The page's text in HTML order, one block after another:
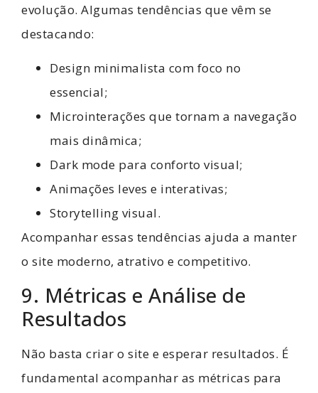
evolução. Algumas tendências que vêm se
destacando:
Design minimalista com foco no
essencial;
Microinterações que tornam a navegação
mais dinâmica;
Dark mode para conforto visual;
Animações leves e interativas;
Storytelling visual.
Acompanhar essas tendências ajuda a manter
o site moderno, atrativo e competitivo.
9. Métricas e Análise de
Resultados
Não basta criar o site e esperar resultados. É
fundamental acompanhar as métricas para